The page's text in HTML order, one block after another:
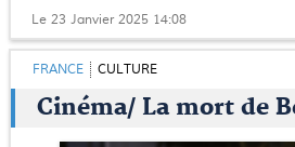
Le 23 Janvier 2025 14:08
FRANCE CULTURE
Cinéma/ La mort de